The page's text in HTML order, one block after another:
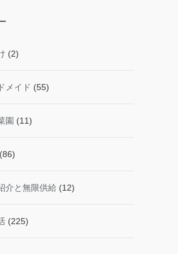
(2)
メイド (55)
園 (11)
(86)
介と無限供給 (12)
(225)